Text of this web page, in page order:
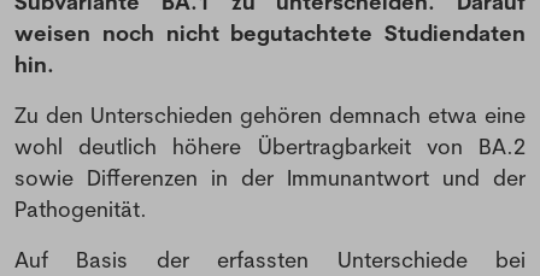
weisen noch nicht begutachtete Studiendaten
hin.
Zu den Unterschieden gehören demnach etwa eine
wohl deutlich höhere Übertragbarkeit von BA.2
sowie Differenzen in der Immunantwort und der
Pathogenität.
Auf Basis der erfassten Unterschiede bei